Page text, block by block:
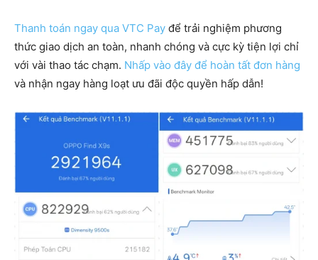
Thanh toán ngay qua VTC Pay để trải nghiệm phương
thức giao dịch an toàn, nhanh chóng và cực kỳ tiện lợi chỉ
với vài thao tác chạm. Nhấp vào đây để hoàn tất đơn hàng
và nhận ngay hàng loạt ưu đãi độc quyền hấp dẫn!